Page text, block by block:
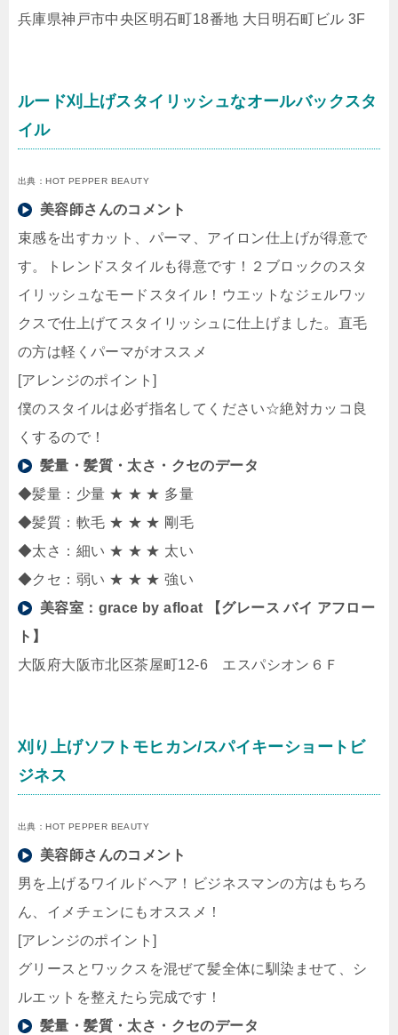
兵庫県神戸市中央区明石町18番地 大日明石町ビル 3F
ルード刈上げスタイリッシュなオールバックスタ
イル
出典：HOT PEPPER BEAUTY
美容師さんのコメント
束感を出すカット、パーマ、アイロン仕上げが得意で
す。トレンドスタイルも得意です！２ブロックのスタ
イリッシュなモードスタイル！ウエットなジェルワッ
クスで仕上げてスタイリッシュに仕上げました。直毛
の方は軽くパーマがオススメ
[アレンジのポイント]
僕のスタイルは必ず指名してください☆絶対カッコ良
くするので！
髪量・髪質・太さ・クセのデータ
◆髪量：少量 ★ ★ ★ 多量
◆髪質：軟毛 ★ ★ ★ 剛毛
◆太さ：細い ★ ★ ★ 太い
◆クセ：弱い ★ ★ ★ 強い
美容室： grace by afloat 【グレース バイ アフロー
ト】
大阪府大阪市北区茶屋町12-6 エスパシオン６Ｆ
刈り上げソフトモヒカン/スパイキーショートビ
ジネス
出典：HOT PEPPER BEAUTY
美容師さんのコメント
男を上げるワイルドヘア！ビジネスマンの方はもちろ
ん、イメチェンにもオススメ！
[アレンジのポイント]
グリースとワックスを混ぜて髪全体に馴染ませて、シ
ルエットを整えたら完成です！
髪量・髪質・太さ・クセのデータ